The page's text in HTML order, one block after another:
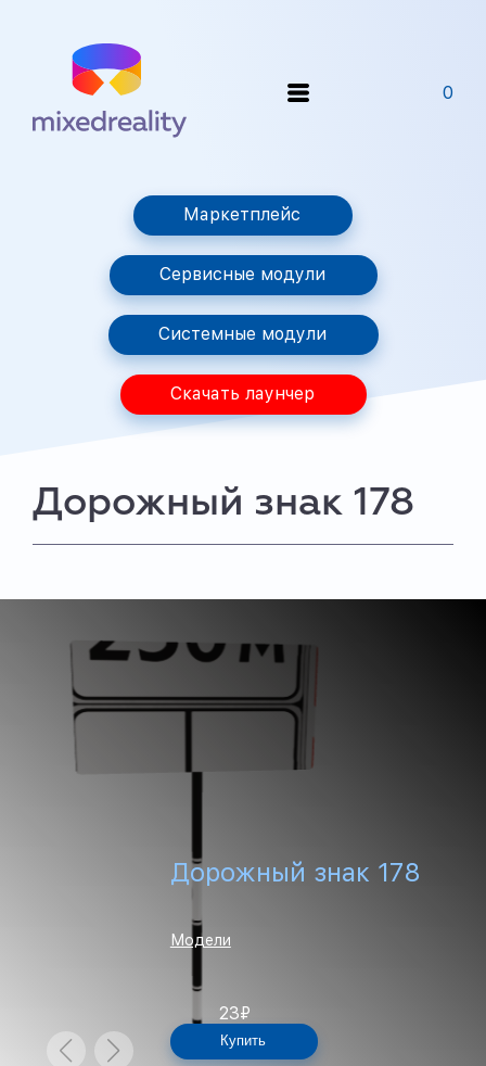
0
Маркетплейс
Сервисные модули
Системные модули
Скачать лаунчер
Дорожный знак 178
Дорожный знак 178
Модели
23₽
Купить